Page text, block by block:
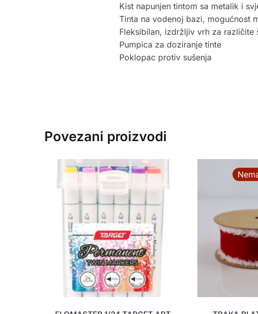
Kist napunjen tintom sa metalik i
Tinta na vodenoj bazi, mogućnost
Fleksibilan, izdržljiv vrh za različite
Pumpica za doziranje tinte
Poklopac protiv sušenja
Povezani proizvodi